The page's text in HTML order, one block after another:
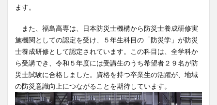
ます。
また、福島高専は、日本防災士機構から防災士養成研修実
施機関としての認定を受け、５年生科目の「防災学」が防災
士養成研修として認定されています。この科目は、全学科か
ら受講でき、令和５年度には受講生のうち希望者２９名が防
災士試験に合格しました。資格を持つ卒業生の活躍が、地域
の防災意識向上につながることを期待しています。